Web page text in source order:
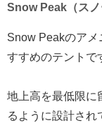
Snow Peak（ス
Snow Peakのア
すすめのテントで
地上高を最低限に
るように設計され